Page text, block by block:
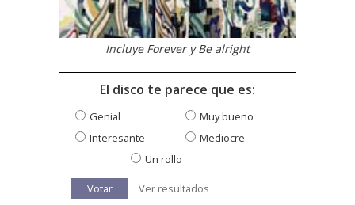
Incluye Forever y Be alright
El disco te parece que es:
Genial
Muy bueno
Interesante
Mediocre
Un rollo
Votar Ver resultados